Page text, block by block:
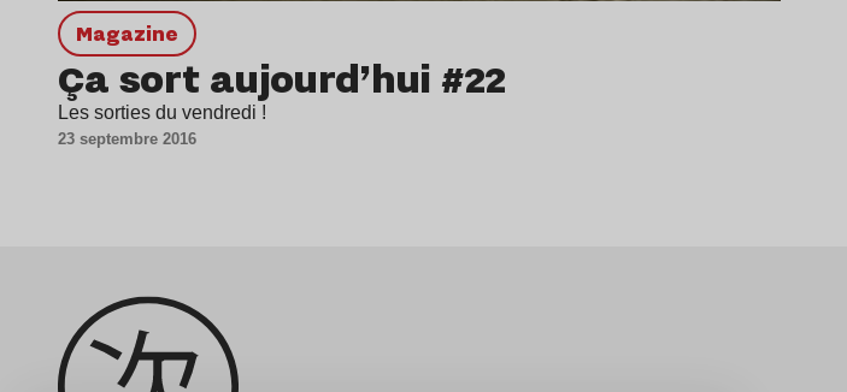
magazine
Ça sort aujourd’hui #22
Les sorties du vendredi !
23 septembre 2016